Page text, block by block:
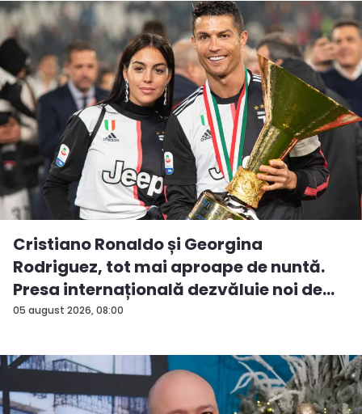
05 august 2026, 08:00
Cristiano Ronaldo și Georgina
Rodriguez, tot mai aproape de nuntă.
Presa internațională dezvăluie noi de...